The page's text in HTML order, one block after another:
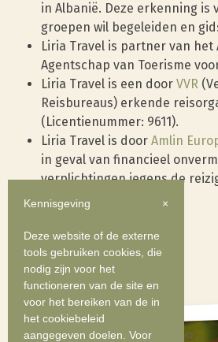
in Albanië. Deze erkenning is
groepen wil begeleiden en
Liria Travel is partner van het
Agentschap van Toerisme
Liria Travel is een doorVVR
Reisbureaus) erkende
(Licentienummer: 9611).
Liria Travel is doorAmlin
in geval van financieel
verplichtingen jegens de
komen.
×
Kennisgeving
Deze website of de externe
tools gebruiken cookies, die
nodig zijn voor het
functioneren van de site en
voor het bereiken van de in
het cookiebeleid
aangegeven doelen. Voor